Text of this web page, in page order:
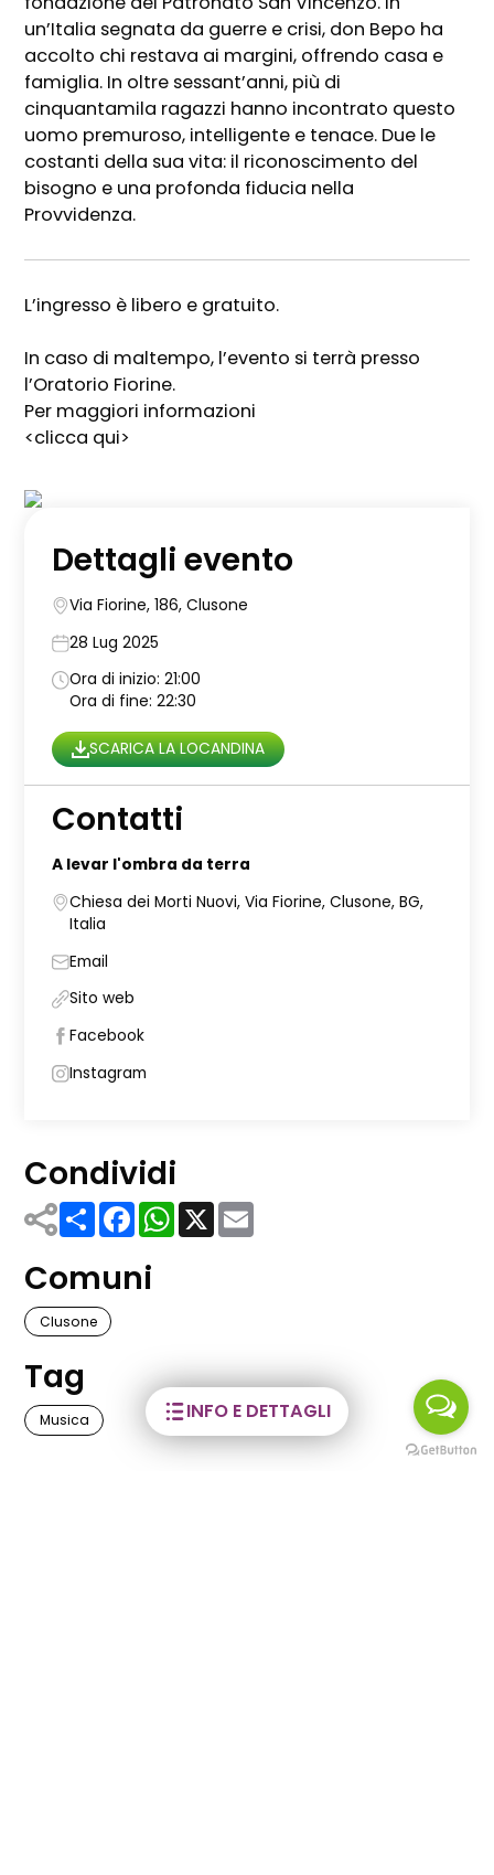
INFO E DETTAGLI
un’Italia segnata da guerre e crisi, don Bepo ha
accolto chi restava ai margini, offrendo casa e
famiglia. In oltre sessant’anni, più di
cinquantamila ragazzi hanno incontrato questo
uomo premuroso, intelligente e tenace. Due le
costanti della sua vita: il riconoscimento del
bisogno e una profonda fiducia nella
Provvidenza.
L’ingresso è libero e gratuito.
In caso di maltempo, l’evento si terrà presso
l’Oratorio Fiorine.
Per maggiori informazioni
<clicca qui>
Dettagli evento
Via Fiorine, 186, Clusone
28 Lug 2025
Ora di inizio: 21:00
Ora di fine: 22:30
SCARICA LA LOCANDINA
Contatti
A levar l'ombra da terra
Chiesa dei Morti Nuovi, Via Fiorine, Clusone, BG,
Italia
Email
Sito web
Facebook
Instagram
Condividi
ShareFacebook
WhatsApp
X
Comuni
Clusone
Tag
Musica